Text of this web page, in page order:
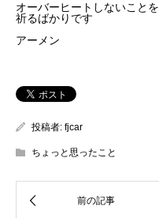
オーバーヒートしないことを
祈るばかりです
アーメン
投稿者: fjcar
ちょっと思ったこと